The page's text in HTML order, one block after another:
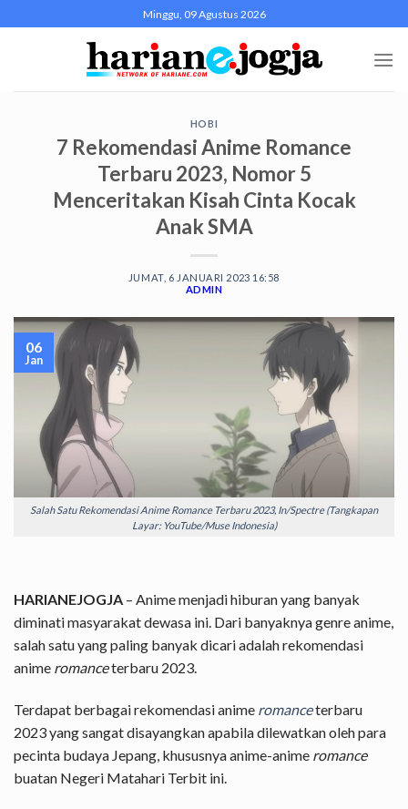
to
Minggu, 09 Agustus 2026
HOBI
7 Rekomendasi Anime Romance
Terbaru 2023, Nomor 5
Menceritakan Kisah Cinta Kocak
Anak SMA
JUMAT, 6 JANUARI 2023 16:58
ADMIN
Salah Satu Rekomendasi Anime Romance Terbaru 2023, In/Spectre (Tangkapan
Layar: YouTube/Muse Indonesia)
06
Jan
HARIANEJOGJA – Anime menjadi hiburan yang banyak
diminati masyarakat dewasa ini. Dari banyaknya genre anime,
salah satu yang paling banyak dicari adalah rekomendasi
anime romanceterbaru 2023.
Terdapat berbagai rekomendasi anime romanceterbaru
2023 yang sangat disayangkan apabila dilewatkan oleh para
pecinta budaya Jepang, khususnya anime-anime romance
buatan Negeri Matahari Terbit ini.